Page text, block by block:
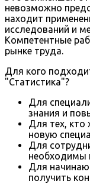
невозможно
находит
исследований и
Компетентные
рынке труда.
Для кого
"Статистика"?
Для
знания и
Для тех, кто
новую
Для
необходимы
Для
получить